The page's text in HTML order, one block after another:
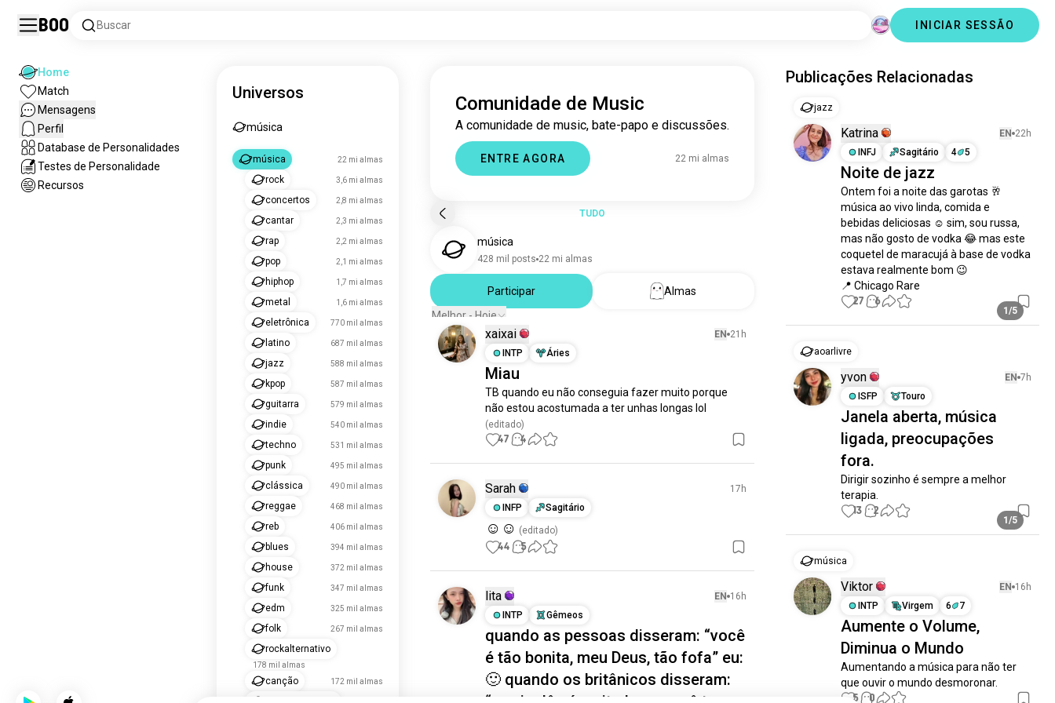
Boo Buscar INICIAR SESSÃO
Home
Match
Mensagens
Perfil
Database de Personalidades
Testes de Personalidade
Recursos
Universos
música
música 22 mi almas
rock 3,6 mi almas
concertos 2,8 mi almas
cantar 2,3 mi almas
rap 2,2 mi almas
pop 2,1 mi almas
hiphop 1,7 mi almas
metal 1,6 mi almas
eletrônica 770 mil almas
latino 687 mil almas
jazz 588 mil almas
kpop 587 mil almas
guitarra 579 mil almas
indie 540 mil almas
techno 531 mil almas
punk 495 mil almas
clássica 490 mil almas
reggae 468 mil almas
reb 406 mil almas
blues 394 mil almas
house 372 mil almas
funk 347 mil almas
edm 325 mil almas
folk 267 mil almas
rockalternativo
178 mil almas
canção 172 mil almas
Comunidade de Music
A comunidade de music, bate-papo e discussões.
ENTRE AGORA 22 mi almas
TUDO
música
428 mil posts 22 mi almas
Participar
Almas
Melhor - Hoje
xaixai EN 21h
INTP
Áries
Miau
TB quando eu não conseguia fazer muito porque
não estou acostumada a ter unhas longas lol
(editado)
47 4
Sarah
17h
INFP
Sagitário
☺️☺️ (editado)
44 5
lita EN 16h
INTP
Gêmeos
quando as pessoas disseram: “você
é tão bonita, meu Deus, tão fofa” eu:
🙂 quando os britânicos disseram:
Publicações Relacionadas
jazz
Katrina EN 22h
INFJ
Sagitário 4 5
Noite de jazz
Ontem foi a noite das garotas 🥂
música ao vivo linda, comida e
bebidas deliciosas ☺️ sim, sou russa,
mas não gosto de vodka 😂 mas este
coquetel de maracujá à base de vodka
estava realmente bom 😉
📍 Chicago Rare
1/5
27 6
aoarlivre
yvon EN 7h
ISFP
Touro
Janela aberta, música
ligada, preocupações
fora.
Dirigir sozinho é sempre a melhor
terapia.
1/5
13 2
música
Viktor EN 16h
INTP
Virgem 6 7
Aumente o Volume,
Diminua o Mundo
Aumentando a música para não ter
que ouvir o mundo desmoronar.
5 0